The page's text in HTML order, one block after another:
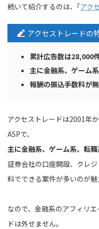
続いて紹介するのは、｢アク
アクセストレードの
累計広告数は28,000
主に金融系、ゲーム
報酬の振込手数料が
アクセストレードは2001年
ASPで、
主に金融系、ゲーム系、転
証券会社の口座開設、クレ
料でできる案件が多いのが魅
なので、金融系のアフィリ
ドは外せません。